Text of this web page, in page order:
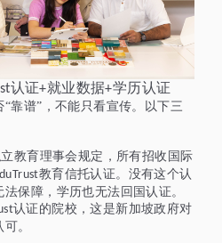
认证+就业数据+学历认证
“靠谱”，不能只看宣传。以下三
教育理事会规定，所有招收国际
教育信托认证。没有这个认
保障，学历也无法回国认证。
认证的院校，这是新加坡政府对
。